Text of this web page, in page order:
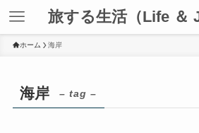
旅する生活（Life ＆
ホーム 海岸
海岸 – tag –